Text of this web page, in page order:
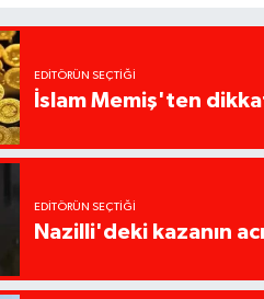
EDITÖRÜN SEÇTIĞI
İslam Memiş'ten
EDITÖRÜN SEÇTIĞI
Nazilli'deki kazanın